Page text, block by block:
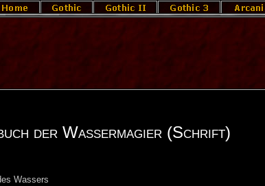
der Wassermagier (Schrift)
Wassers